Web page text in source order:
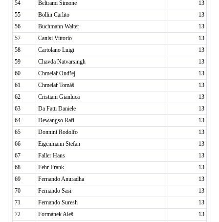
54 Beltrami Simone
13
55
Bollin Carlito
13
56
Buchmann Walter
13
57
Canisi Vittorio
13
58
Cartolano Luigi
13
59
Chavda Natvarsingh
13
60
Chmelař Ondřej
13
61
Chmelař Tomáš
13
62
Cristiani Gianluca
13
63
Da Fatti Daniele
13
64
Dewangso Rafi
13
65
Donnini Rodolfo
13
66
Eigenmann Stefan
13
67
Faller Hans
13
68
Fehr Frank
13
69
Fernando Anuradha
13
70
Fernando Sasi
13
71
Fernando Suresh
13
72
Formánek Aleš
13